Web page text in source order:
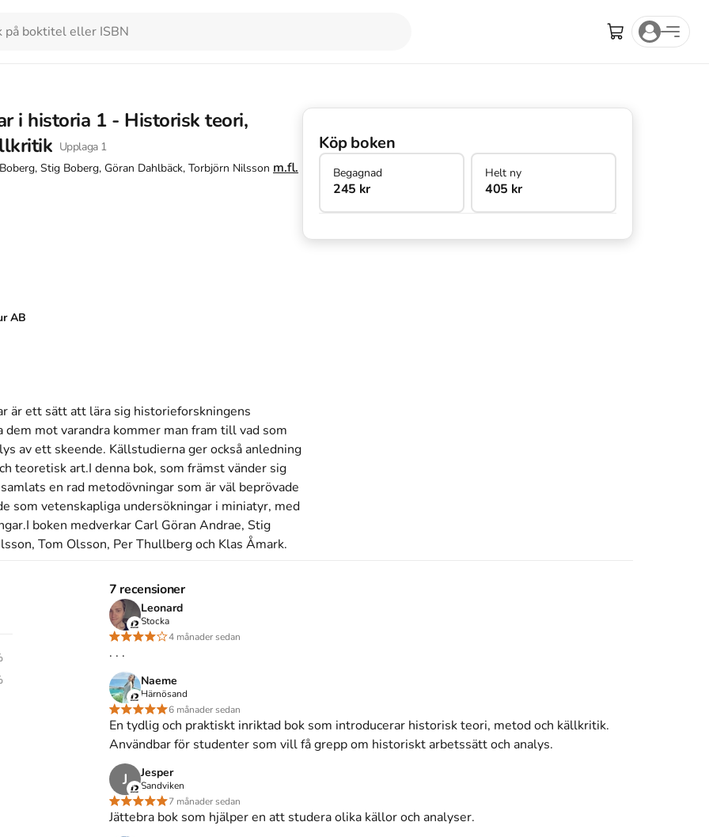
i historia 1 - Historisk teori,
Upplaga 1
Stig Boberg, Göran Dahlbäck, Torbjörn Nilsson m.fl.
AB
är ett sätt att lära sig historieforskningens
mot varandra kommer man fram till vad som
av ett skeende. Källstudierna ger också anledning
teoretisk art.I denna bok, som främst vänder sig
en rad metodövningar som är väl beprövade
som vetenskapliga undersökningar i miniatyr, med
boken medverkar Carl Göran Andrae, Stig
Tom Olsson, Per Thullberg och Klas Åmark.
med begagnade böcker
metod och källkritik (1993)
teori, metod och källkritik
Torbjörn Nilsson,Tom Olsson
är skriven på svenskaoch består av 200 sidor
Förlaget bakom boken ärStudentlitteratur ABsom
metod och källkritikpå Studentapan och spara
Köp boken
Begagnad
245 kr
Helt ny
405 kr
7 recensioner
Leonard
Stocka
4 månader sedan
. . .
Naeme
Härnösand
6 månader sedan
En tydlig och praktiskt inriktad bok som introducerar historisk teori, metod och källkritik.
Användbar för studenter som vill få grepp om historiskt arbetssätt och analys.
J Jesper
Sandviken
7 månader sedan
Jättebra bok som hjälper en att studera olika källor och analyser.